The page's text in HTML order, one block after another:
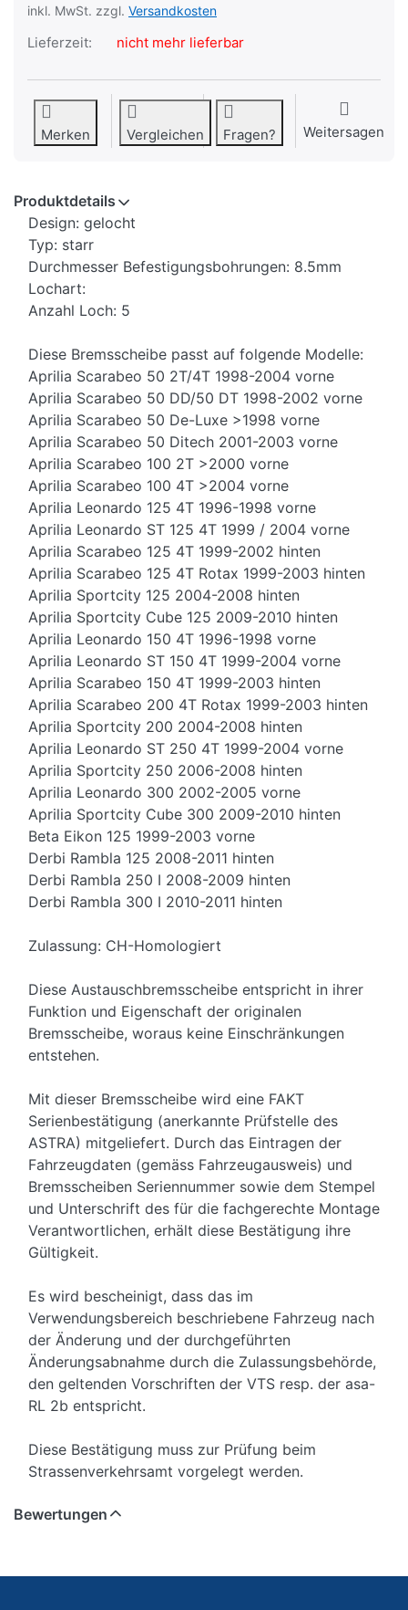
inkl. MwSt. zzgl. Versandkosten
Lieferzeit: nicht mehr lieferbar
Merken Vergleichen Fragen? Weitersagen
Produktdetails
Design: gelocht
Typ: starr
Durchmesser Befestigungsbohrungen: 8.5mm
Lochart:
Anzahl Loch: 5
Diese Bremsscheibe passt auf folgende Modelle:
Aprilia Scarabeo 50 2T/4T 1998-2004 vorne
Aprilia Scarabeo 50 DD/50 DT 1998-2002 vorne
Aprilia Scarabeo 50 De-Luxe >1998 vorne
Aprilia Scarabeo 50 Ditech 2001-2003 vorne
Aprilia Scarabeo 100 2T >2000 vorne
Aprilia Scarabeo 100 4T >2004 vorne
Aprilia Leonardo 125 4T 1996-1998 vorne
Aprilia Leonardo ST 125 4T 1999 / 2004 vorne
Aprilia Scarabeo 125 4T 1999-2002 hinten
Aprilia Scarabeo 125 4T Rotax 1999-2003 hinten
Aprilia Sportcity 125 2004-2008 hinten
Aprilia Sportcity Cube 125 2009-2010 hinten
Aprilia Leonardo 150 4T 1996-1998 vorne
Aprilia Leonardo ST 150 4T 1999-2004 vorne
Aprilia Scarabeo 150 4T 1999-2003 hinten
Aprilia Scarabeo 200 4T Rotax 1999-2003 hinten
Aprilia Sportcity 200 2004-2008 hinten
Aprilia Leonardo ST 250 4T 1999-2004 vorne
Aprilia Sportcity 250 2006-2008 hinten
Aprilia Leonardo 300 2002-2005 vorne
Aprilia Sportcity Cube 300 2009-2010 hinten
Beta Eikon 125 1999-2003 vorne
Derbi Rambla 125 2008-2011 hinten
Derbi Rambla 250 I 2008-2009 hinten
Derbi Rambla 300 I 2010-2011 hinten
Zulassung: CH-Homologiert
Diese Austauschbremsscheibe entspricht in ihrer
Funktion und Eigenschaft der originalen
Bremsscheibe, woraus keine Einschränkungen
entstehen.
Mit dieser Bremsscheibe wird eine FAKT
Serienbestätigung (anerkannte Prüfstelle des
ASTRA) mitgeliefert. Durch das Eintragen der
Fahrzeugdaten (gemäss Fahrzeugausweis) und
Bremsscheiben Seriennummer sowie dem Stempel
und Unterschrift des für die fachgerechte Montage
Verantwortlichen, erhält diese Bestätigung ihre
Gültigkeit.
Es wird bescheinigt, dass das im
Verwendungsbereich beschriebene Fahrzeug nach
der Änderung und der durchgeführten
Änderungsabnahme durch die Zulassungsbehörde,
den geltenden Vorschriften der VTS resp. der asa-
RL 2b entspricht.
Diese Bestätigung muss zur Prüfung beim
Strassenverkehrsamt vorgelegt werden.
Bewertungen